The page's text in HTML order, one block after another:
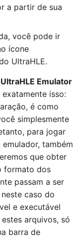
a partir de sua
você pode ir
ícone
UltraHLE.
Emulator
isso:
é como
simplesmente
para jogar
também
que obter
formato dos
passam a ser
caso do
e executável
arquivos, só
barra de